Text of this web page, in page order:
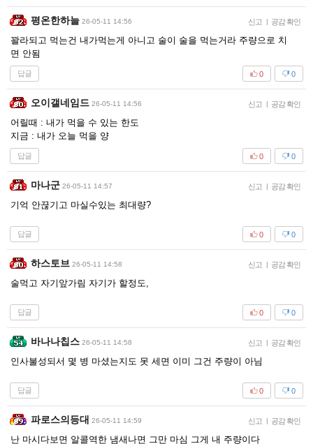
평온한하늘 26-05-11 14:56 신고 | 공감 확인
꽐라되고 먹는건 내가먹는게 아니고 술이 술을 먹는거라 주량으로 치
면 안됨
답글 0
0
오이갤네임드 26-05-11 14:56 신고 | 공감 확인
어릴때 : 내가 먹을 수 있는 한도
지금 : 내가 오늘 먹을 양
답글 0
0
마나군 26-05-11 14:57 신고 | 공감 확인
기억 안끊기고 마실수있는 최대량?
답글 0
0
하스토브 26-05-11 14:58 신고 | 공감 확인
술먹고 자기앞가림 자기가 할정도,
답글 0
0
바나나칩스 26-05-11 14:58 신고 | 공감 확인
인사불성되서 몇 병 마셨는지도 못 세면 이미 그건 주량이 아님
답글 0
0
파로스의등대 26-05-11 14:59 신고 | 공감 확인
난 마시다보면 알콜역한 냄새나면 그만 마심 그게 내 주량이다